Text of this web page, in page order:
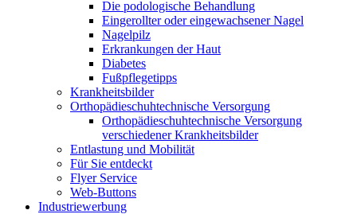
Die podologische Behandlung
Eingerollter oder eingewachsener Nagel
Nagelpilz
Erkrankungen der Haut
Diabetes
Fußpflegetipps
Krankheitsbilder
Orthopädieschuhtechnische Versorgung
Orthopädieschuhtechnische Versorgung
verschiedener Krankheitsbilder
Entlastung und Mobilität
Für Sie entdeckt
Flyer Service
Web-Buttons
Industriewerbung